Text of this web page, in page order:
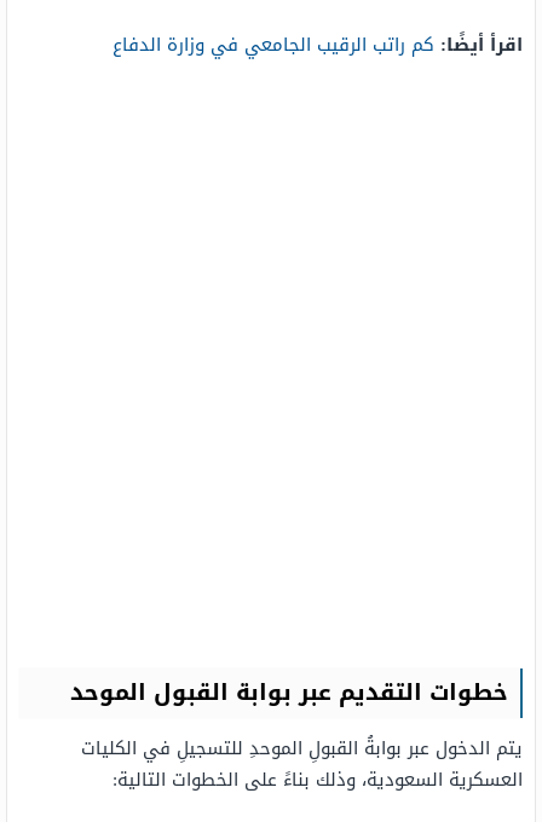
اقرأ أيضًا: كم راتب الرقيب الجامعي في وزارة الدفاع
خطوات التقديم عبر بوابة القبول الموحد
يتم الدخول عبر بوابةُ القبولِ الموحدِ للتسجيلِ في الكليات
العسكرية السعودية، وذلك بناءً على الخطوات التالية: